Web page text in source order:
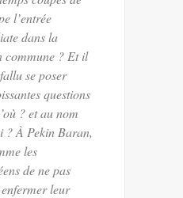
l’entrée
dans la
commune ? Et il
se poser
questions
? et au nom
? À Pekin Baran,
les
de ne pas
leur